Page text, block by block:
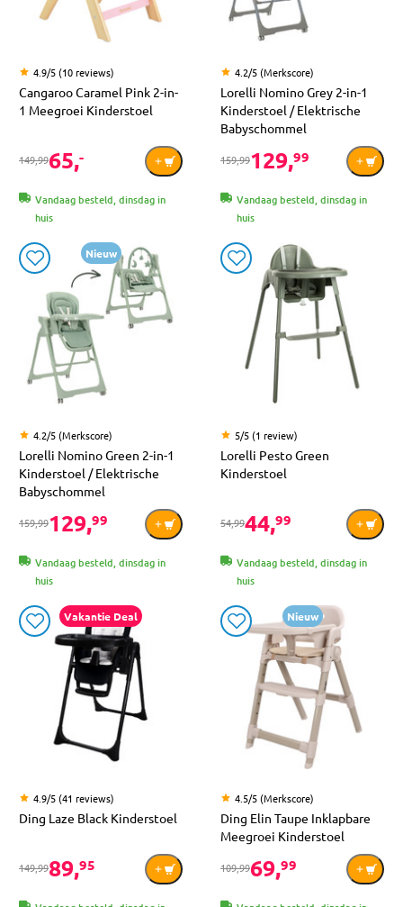
4.9/5 (10 reviews)
Cangaroo Caramel Pink 2-in-
1 Meegroei Kinderstoel
149,9965,-
Vandaag besteld, dinsdag in
huis
4.2/5 (Merkscore)
Lorelli Nomino Grey 2-in-1
Kinderstoel / Elektrische
Babyschommel
159,99129,99
Vandaag besteld, dinsdag in
huis
Nieuw
4.2/5 (Merkscore)
Lorelli Nomino Green 2-in-1
Kinderstoel / Elektrische
Babyschommel
159,99129,99
Vandaag besteld, dinsdag in
huis
5/5 (1 review)
Lorelli Pesto Green
Kinderstoel
54,9944,99
Vandaag besteld, dinsdag in
huis
Vakantie Deal
4.9/5 (41 reviews)
Ding Laze Black Kinderstoel
149,9989,95
Nieuw
4.5/5 (Merkscore)
Ding Elin Taupe Inklapbare
Meegroei Kinderstoel
109,9969,99